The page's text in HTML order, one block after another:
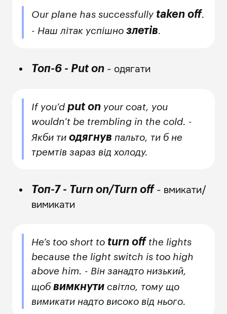
Our plane has successfully taken off.
- Наш літак успішнозлетів.
Топ-6 - Put on - одягати
If you’dput on your coat, you
wouldn’t be trembling in the cold. -
Якби тиодягнув пальто, ти б не
тремтів зараз від холоду.
Топ-7 - Turn on/Turn off - вмикати/
вимикати
He’s too short to turn off the lights
because the light switch is too high
above him. - Він занадто низький,
щобвимкнути світло, тому що
вимикати надто високо від нього.